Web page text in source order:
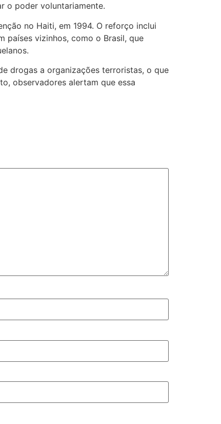
o poder voluntariamente.
no Haiti, em 1994. O reforço inclui
países vizinhos, como o Brasil, que
drogas a organizações terroristas, o que
observadores alertam que essa